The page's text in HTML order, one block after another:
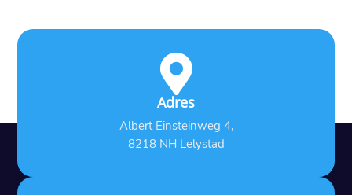

Adres
Albert Einsteinweg 4,
8218 NH Lelystad